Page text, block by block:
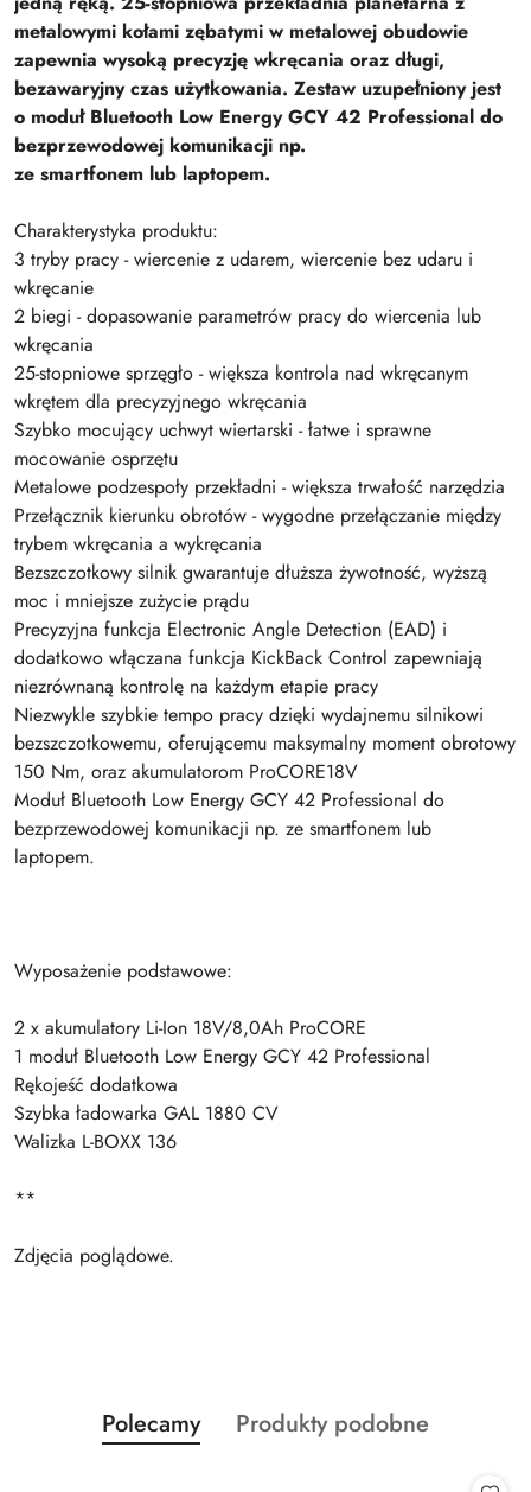
metalowymi kołami zębatymi w metalowej obudowie
zapewnia wysoką precyzję wkręcania oraz długi,
bezawaryjny czas użytkowania. Zestaw uzupełniony jest
o moduł Bluetooth Low Energy GCY 42 Professional do
bezprzewodowej komunikacji np.
ze smartfonem lub laptopem.
Charakterystyka produktu:
3 tryby pracy - wiercenie z udarem, wiercenie bez udaru i
wkręcanie
2 biegi - dopasowanie parametrów pracy do wiercenia lub
wkręcania
25-stopniowe sprzęgło - większa kontrola nad wkręcanym
wkrętem dla precyzyjnego wkręcania
Szybko mocujący uchwyt wiertarski - łatwe i sprawne
mocowanie osprzętu
Metalowe podzespoły przekładni - większa trwałość narzędzia
Przełącznik kierunku obrotów - wygodne przełączanie między
trybem wkręcania a wykręcania
Bezszczotkowy silnik gwarantuje dłuższa żywotność, wyższą
moc i mniejsze zużycie prądu
Precyzyjna funkcja Electronic Angle Detection (EAD) i
dodatkowo włączana funkcja KickBack Control zapewniają
niezrównaną kontrolę na każdym etapie pracy
Niezwykle szybkie tempo pracy dzięki wydajnemu silnikowi
bezszczotkowemu, oferującemu maksymalny moment obrotowy
150 Nm, oraz akumulatorom ProCORE18V
Moduł Bluetooth Low Energy GCY 42 Professional do
bezprzewodowej komunikacji np. ze smartfonem lub
laptopem.
Wyposażenie podstawowe:
2 x akumulatory Li-Ion 18V/8,0Ah ProCORE
1 moduł Bluetooth Low Energy GCY 42 Professional
Rękojeść dodatkowa
Szybka ładowarka GAL 1880 CV
Walizka L-BOXX 136
**
Zdjęcia poglądowe.
Pomiń karuzelę produktów
Produkty
o
Polecamy
Produkty
Produkty podobne